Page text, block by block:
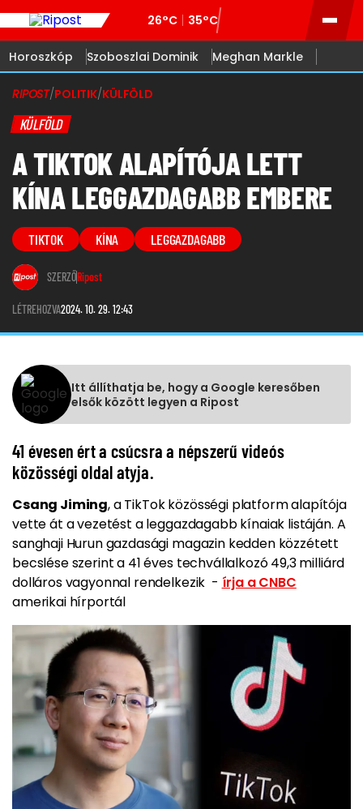
26°C 35°C
Horoszkóp Szoboszlai Dominik Meghan Markle
RIPOST/POLITIK/KÜLFÖLD
KÜLFÖLD
A TIKTOK ALAPÍTÓJA LETT
KÍNA LEGGAZDAGABB EMBERE
TIKTOK KÍNA LEGGAZDAGABB
SZERZŐRipost
LÉTREHOZVA2024. 10. 29. 12:43
Itt állíthatja be, hogy a Google keresőben
elsők között legyen a Ripost
41 évesen ért a csúcsra a népszerű videós
közösségi oldal atyja.
Csang Jiming, a TikTok közösségi platform alapítója
vette át a vezetést a leggazdagabb kínaiak listáján. A
sanghaji Hurun gazdasági magazin kedden közzétett
becslése szerint a 41 éves techvállalkozó 49,3 milliárd
dolláros vagyonnal rendelkezik - írja a CNBC
amerikai hírportál